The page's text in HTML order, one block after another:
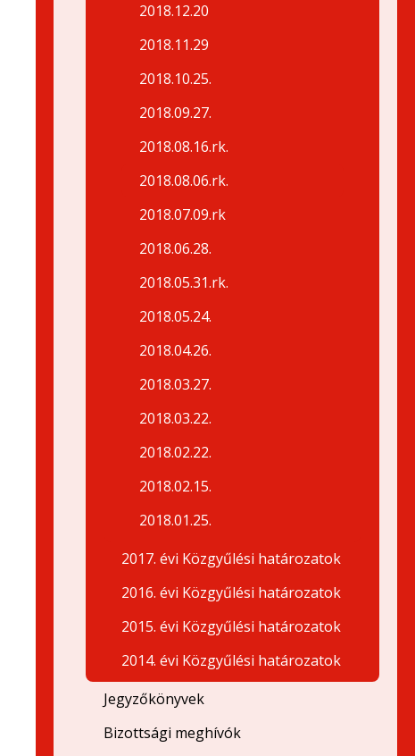
2018.12.20
2018.11.29
2018.10.25.
2018.09.27.
2018.08.16.rk.
2018.08.06.rk.
2018.07.09.rk
2018.06.28.
2018.05.31.rk.
2018.05.24.
2018.04.26.
2018.03.27.
2018.03.22.
2018.02.22.
2018.02.15.
2018.01.25.
2017. évi Közgyűlési határozatok
2016. évi Közgyűlési határozatok
2015. évi Közgyűlési határozatok
2014. évi Közgyűlési határozatok
Jegyzőkönyvek
Bizottsági meghívók